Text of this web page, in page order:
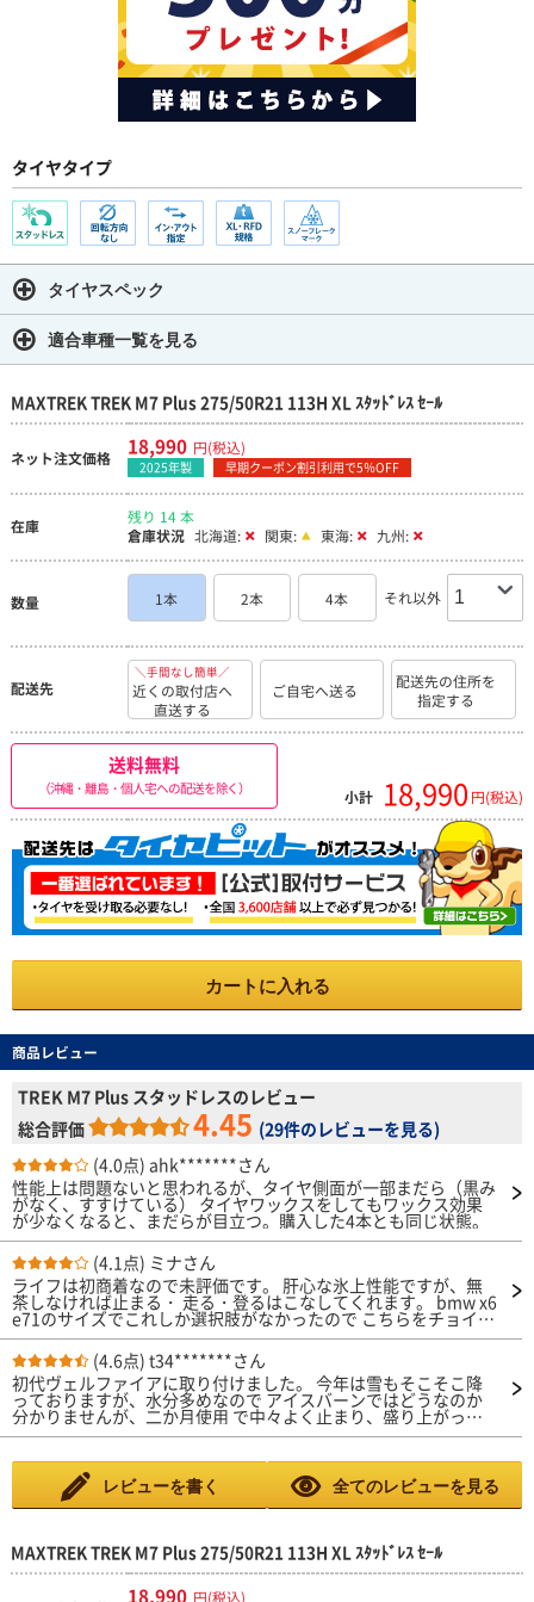
タイヤタイプ
タイヤスペック
適合車種一覧を見る
MAXTREK TREK M7 Plus 275/50R21 113H XL ｽﾀｯﾄﾞﾚｽ ｾｰﾙ
ネット注文価格 18,990 円(税込)
2025年製 早期クーポン割引利用で5％OFF
在庫
残り 14 本
倉庫状況 北海道: 関東: 東海: 九州:
数量 1本 2本 4本 それ以外
配送先
＼手間なし簡単／
近くの取付店へ
直送する
ご自宅へ送る
配送先の住所を
指定する
送料無料
（沖縄・離島・個人宅への配送を除く） 小計 18,990 円(税込)
カートに入れる
商品レビュー
TREK M7 Plus スタッドレスのレビュー
総合評価
4.45 (29件のレビューを見る)
(4.0点) ahk*******さん
性能上は問題ないと思われるが、タイヤ側面が一部まだら（黒み
がなく、すすけている） タイヤワックスをしてもワックス効果
が少なくなると、まだらが目立つ。購入した4本とも同じ状態。
(4.1点) ミナさん
ライフは初商着なので未評価です。 肝心な氷上性能ですが、無
茶しなければ止まる・ 走る・登るはこなしてくれます。 bmw x6
e71のサイズでこれしか選択肢がなかったので こちらをチョイ
ス。 ブラックアイスバーン環境下では試しては居ないが、 恐ら
くあまり止まってはくれないかなぁが正直な 予想。 都会の方と
か、たまにスキーや箱根の雪レベルなら、 お守りがわりにこの
チョイスでいいかと思いますよ。 新雪等には問題なくスタット
レスの仕事をします。 ただ、盛岡から北エリアの方々にはオス
スメは 出来ないかな(私は青森・盛岡・北海道の冬を 仕事で数年
ずつ経験してますので)
(4.6点) t34*******さん
初代ヴェルファイアに取り付けました。 今年は雪もそこそこ降
っておりますが、水分多めなので アイスバーンではどうなのか
分かりませんが、二か月使用 で中々よく止まり、盛り上がった
雪面でスタックしかけた時も よくグリップして抜け出すことが
したが、以前ハイエースでも そこそこ良かった経験もあり、再
び同じブランドを購入しました。 経験から三年で交換するな
ら、十分使えます。 早朝のテカテカ路面でも中速域以下で走る
分には普通に止まります。
レビューを書く 全てのレビューを見る
MAXTREK TREK M7 Plus 275/50R21 113H XL ｽﾀｯﾄﾞﾚｽ ｾｰﾙ
18,990 円(税込)